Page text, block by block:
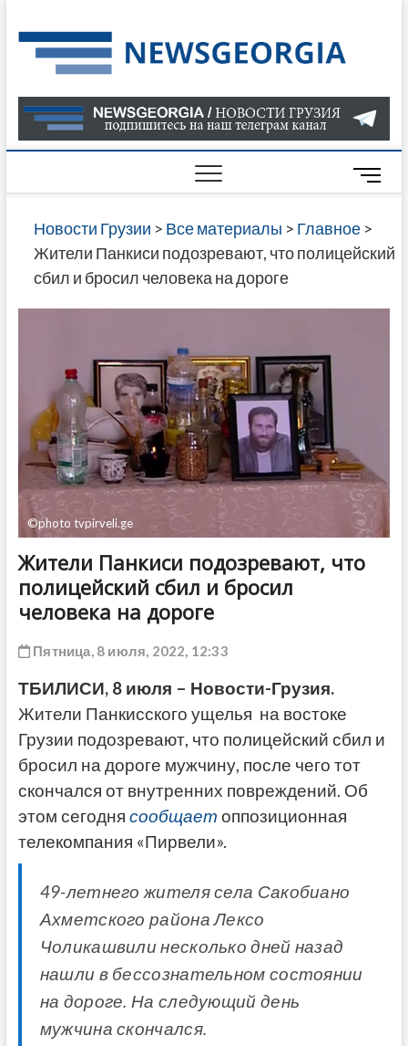
to
content
О
В
ГРУЗИИ
САЙТЕ
M
e
n
u
Новости Грузии > Все материалы > Главное>
Жители Панкиси подозревают, что полицейский
сбил и бросил человека на дороге
©photo tvpirveli.ge
Жители Панкиси подозревают, что
полицейский сбил и бросил
человека на дороге
Пятница, 8 июля, 2022, 12:33
ТБИЛИСИ, 8 июля – Новости-Грузия.
Жители Панкисского ущелья на востоке
Грузии подозревают, что полицейский сбил и
бросил на дороге мужчину, после чего тот
скончался от внутренних повреждений. Об
этом сегодня сообщает оппозиционная
телекомпания «Пирвели».
49-летнего жителя села Сакобиано
Ахметского района Лексо
Чоликашвили несколько дней назад
нашли в бессознательном состоянии
на дороге. На следующий день
мужчина скончался.